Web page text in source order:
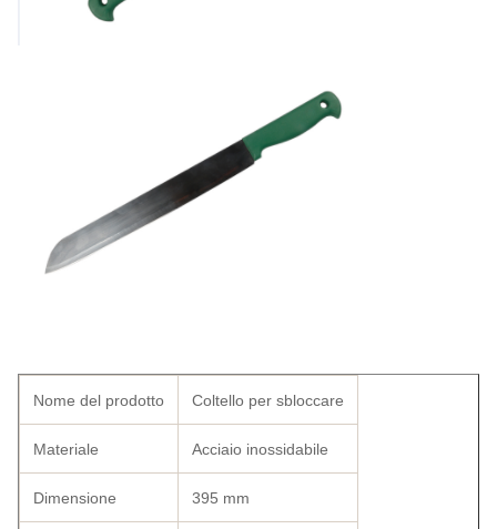
Nome del prodotto Coltello per sbloccare
Materiale Acciaio inossidabile
Dimensione 395 mm